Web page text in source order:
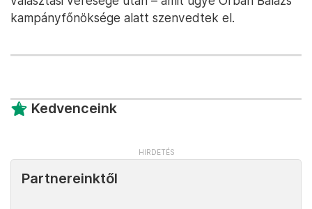
kampányfőnöksége alatt szenvedtek el.
Kedvenceink
Partnereinktől